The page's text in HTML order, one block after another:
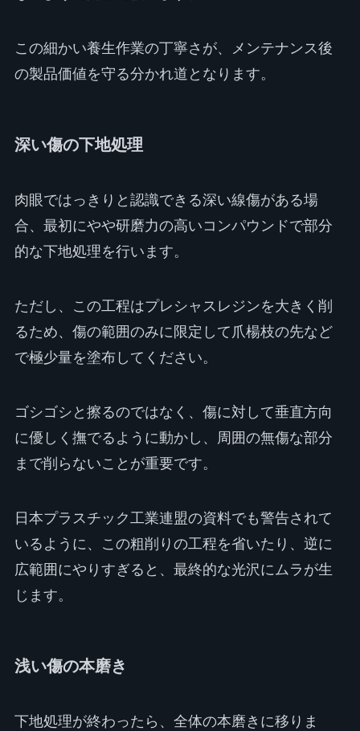
この細かい養生作業の丁寧さが、メンテナンス後
の製品価値を守る分かれ道となります。
深い傷の下地処理
肉眼ではっきりと認識できる深い線傷がある場
合、最初にやや研磨力の高いコンパウンドで部分
的な下地処理を行います。
ただし、この工程はプレシャスレジンを大きく削
るため、傷の範囲のみに限定して爪楊枝の先など
で極少量を塗布してください。
ゴシゴシと擦るのではなく、傷に対して垂直方向
に優しく撫でるように動かし、周囲の無傷な部分
まで削らないことが重要です。
日本プラスチック工業連盟の資料でも警告されて
いるように、この粗削りの工程を省いたり、逆に
広範囲にやりすぎると、最終的な光沢にムラが生
じます。
浅い傷の本磨き
下地処理が終わったら、全体の本磨きに移りま